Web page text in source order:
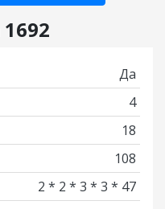
Да
4
18
108
2 * 2 * 3 * 3 * 47